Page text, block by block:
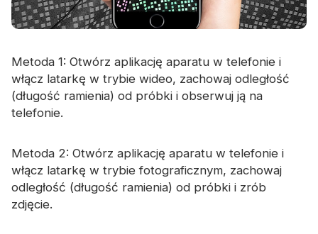
Metoda 1: Otwórz aplikację aparatu w telefonie i
włącz latarkę w trybie wideo, zachowaj odległość
(długość ramienia) od próbki i obserwuj ją na
telefonie.
Metoda 2: Otwórz aplikację aparatu w telefonie i
włącz latarkę w trybie fotograficznym, zachowaj
odległość (długość ramienia) od próbki i zrób
zdjęcie.